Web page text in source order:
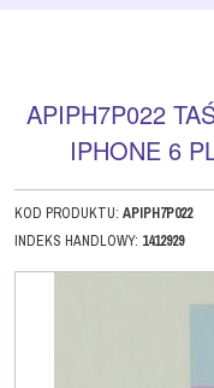
APIPH7P022
IPHONE 6
KOD PRODUKTU: APIPH7P022
INDEKS HANDLOWY: 1412929